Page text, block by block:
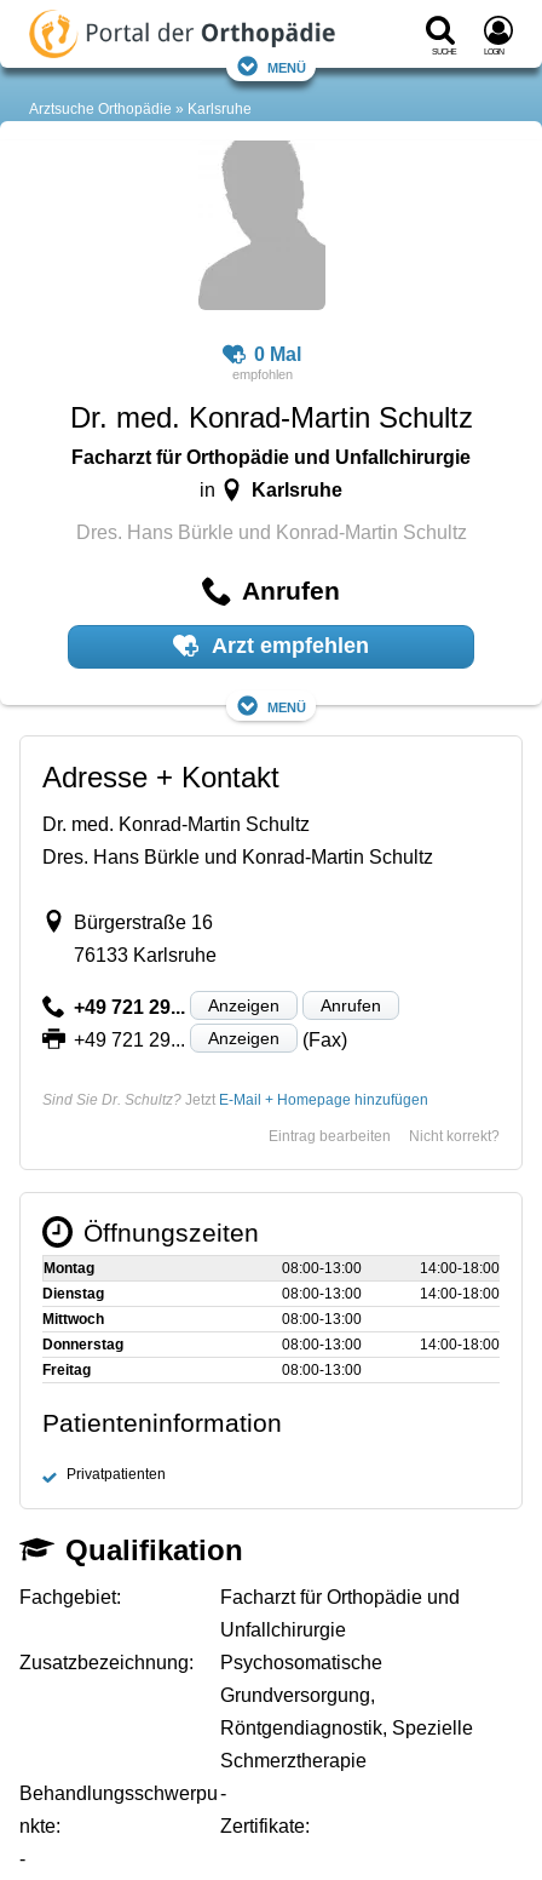
Suche Login
Menü
Arztsuche Orthopädie Karlsruhe
0 Mal
Dr. med. Konrad-Martin Schultz
Facharzt für Orthopädie und Unfallchirurgie
in Karlsruhe
Dres. Hans Bürkle und Konrad-Martin Schultz
Anrufen
Arzt empfehlen
Menü
Adresse + Kontakt
Dr. med. Konrad-Martin Schultz
Dres. Hans Bürkle und Konrad-Martin Schultz
Bürgerstraße 16
76133 Karlsruhe
+49 721 29... Anzeigen Anrufen
+49 721 29... Anzeigen (Fax)
Sind Sie Dr. Schultz? Jetzt E-Mail + Homepage hinzufügen
Nicht korrekt?
Eintrag bearbeiten
Öffnungszeiten
Montag 08:00‑13:00
14:00‑18:00
Dienstag
08:00‑13:00
14:00‑18:00
Mittwoch
08:00‑13:00
Donnerstag
08:00‑13:00
14:00‑18:00
Freitag
08:00‑13:00
Patienteninformation
Privatpatienten
Qualifikation
Fachgebiet:
Facharzt für Orthopädie und
Unfallchirurgie
Zusatzbezeichnung:
Psychosomatische
Grundversorgung,
Röntgendiagnostik, Spezielle
Schmerztherapie
Behandlungsschwerpu
nkte:
-
Zertifikate:
-